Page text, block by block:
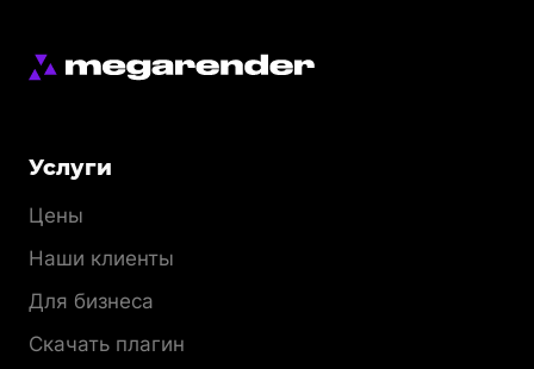
Меню
Услуги
Цены
Наши клиенты
Для бизнеса
Скачать плагин